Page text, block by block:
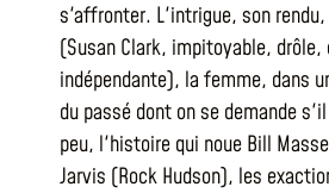
s'affronter. L'intrigue, son
(Susan Clark, impitoyable,
indépendante), la femme, dans
du passé dont on se demande
peu, l'histoire qui noue Bill
Jarvis (Rock Hudson), les